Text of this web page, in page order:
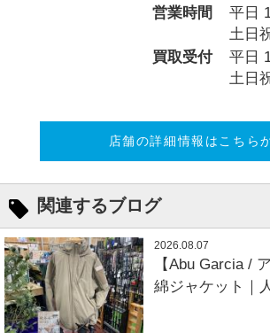
営業時間
平日
土日
買取受付
平日
土日
店舗の詳細情報はこちら
関連するブログ
2026.08.07
【Abu Garcia /
綿ジャケット｜